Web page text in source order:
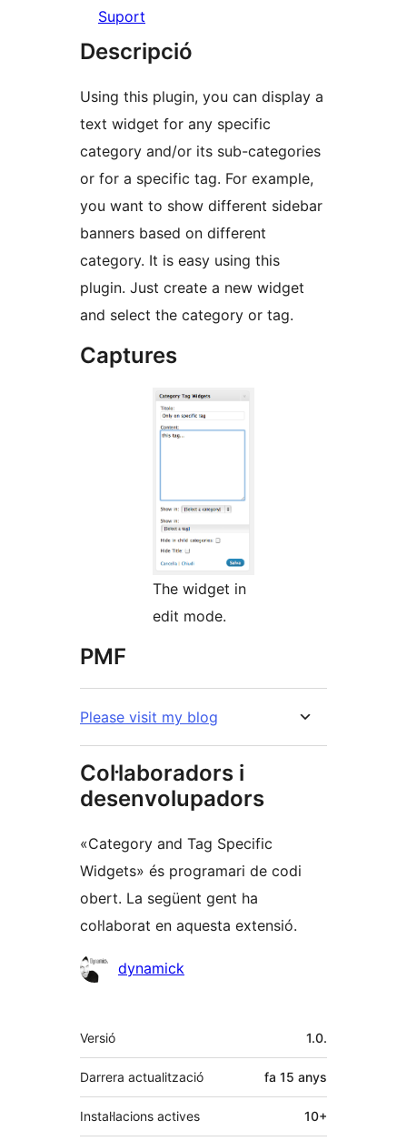
Suport
Descripció
Using this plugin, you can display a
text widget for any specific
category and/or its sub-categories
or for a specific tag. For example,
you want to show different sidebar
banners based on different
category. It is easy using this
plugin. Just create a new widget
and select the category or tag.
Captures
The widget in
edit mode.
PMF
Please visit my blog
Col·laboradors i
desenvolupadors
«Category and Tag Specific
Widgets» és programari de codi
obert. La següent gent ha
col·laborat en aquesta extensió.
Col·laboradors
dynamick
Meta
Versió 1.0.
Darrera actualització fa 15 anys
Instal·lacions actives 10+